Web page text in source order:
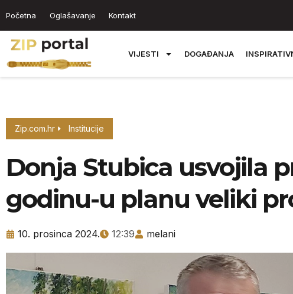
Početna Oglašavanje Kontakt
VIJESTI DOGAĐANJA
Zip.com.hr Institucije
Donja Stubica usvojila
godinu-u planu veliki
10. prosinca 2024. 12:39 melani